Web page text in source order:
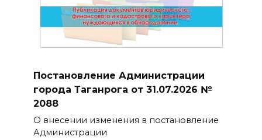
Постановление Администрации
города Таганрога от 31.07.2026 №
2088
О внесении изменения в постановление
Администрации